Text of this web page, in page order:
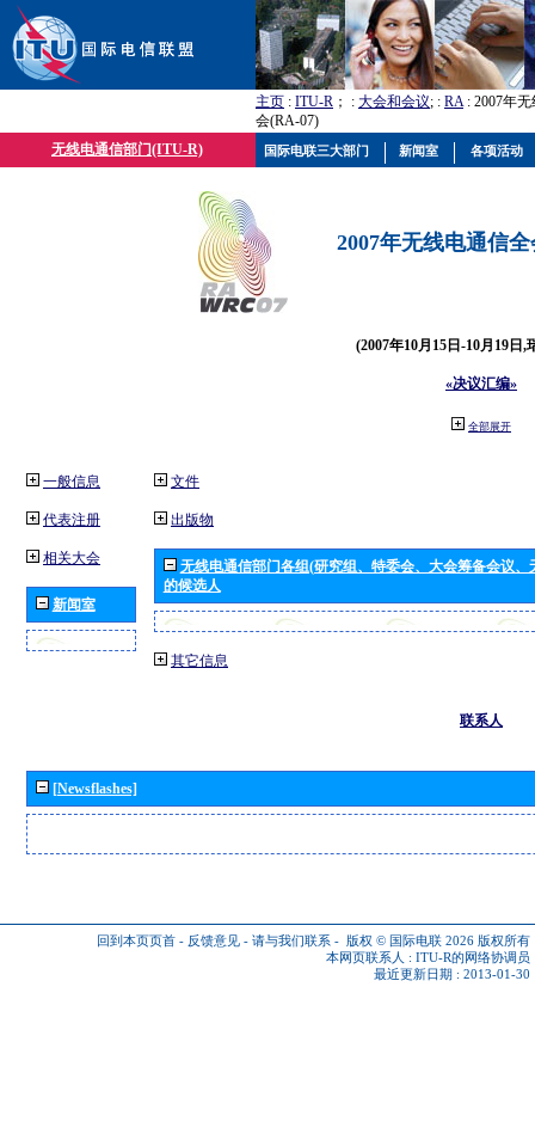
主页 : ITU-R ； : 大会和会议; : RA: 2007年
会(RA-07)
无线电通信部门(ITU-R)
2007年无线电通信
(2007年10月15日-10月19日,
«决议汇编»
全部展开
一般信息
代表注册
相关大会
新闻室
文件
出版物
无线电通信部门各组(研究组、特委会、大会筹备会议
的候选人
其它信息
联系人
[Newsflashes]
回到本页页首 - 反馈意见 - 请与我们联系 - 版权 © 国际电联 2026 版权所有
本网页联系人 : ITU-R的网络协调员
最近更新日期 : 2013-01-30
国际电联三大部门 新闻室 各项活动